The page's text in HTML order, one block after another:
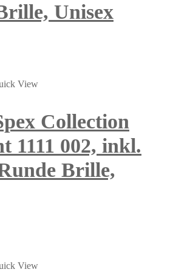
Unisex
View
Collection
1111 002, inkl.
Brille,
View